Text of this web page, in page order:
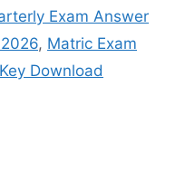
Exam Answer
, Matric Exam
Download